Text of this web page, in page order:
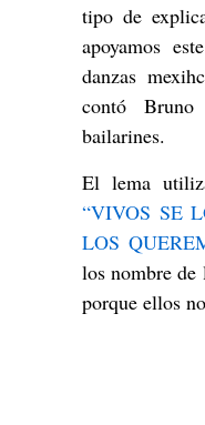
tipo de
apoyamos
danzas
contó
bailarines.
El lema
“VIVOS SE
LOS
los nombre de
porque ellos